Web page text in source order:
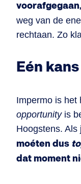
weg van de
rechtaan. Zo
Eén
Impermo is het
opportunityis
Hoogstens.
moéten dus
dat moment